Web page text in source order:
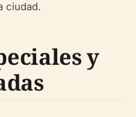
ciudad.
y